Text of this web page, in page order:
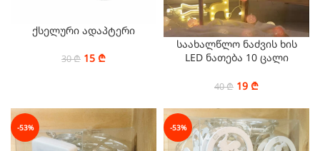
ქსელური ადაპტერი
30₾ 15 ₾
საახალწლო ნაძვის ხის
LED ნათება 10 ცალი
40₾ 19 ₾
-53% -53%